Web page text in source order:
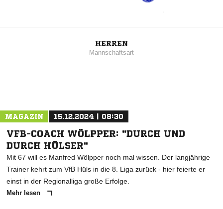
HERREN
Mannschaftsart
MAGAZIN 15.12.2024 | 08:30
VFB-COACH WÖLPPER: "DURCH UND
DURCH HÜLSER"
Mit 67 will es Manfred Wölpper noch mal wissen. Der langjährige
Trainer kehrt zum VfB Hüls in die 8. Liga zurück - hier feierte er
einst in der Regionalliga große Erfolge.
Mehr lesen